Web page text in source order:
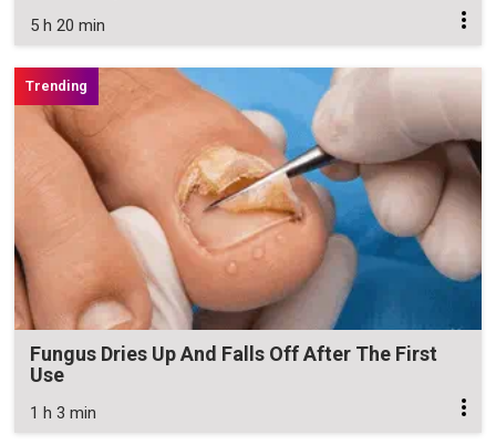
5 h 20 min
Fungus Dries Up And Falls Off After The First
Use
1 h 3 min